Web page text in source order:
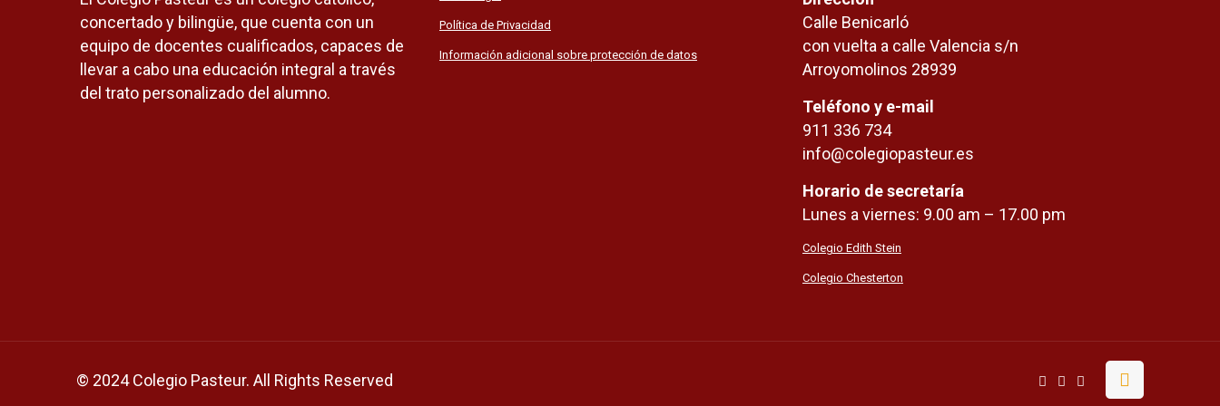
concertado y bilingüe, que cuenta con un
equipo de docentes cualificados, capaces de
llevar a cabo una educación integral a través
del trato personalizado del alumno.
Política de Privacidad
Información adicional sobre protección de datos
Calle Benicarló
con vuelta a calle Valencia s/n
Arroyomolinos 28939
Teléfono y e-mail
911 336 734
info@colegiopasteur.es
Horario de secretaría
Lunes a viernes: 9.00 am – 17.00 pm
Colegio Edith Stein
Colegio Chesterton
© 2024 Colegio Pasteur. All Rights Reserved